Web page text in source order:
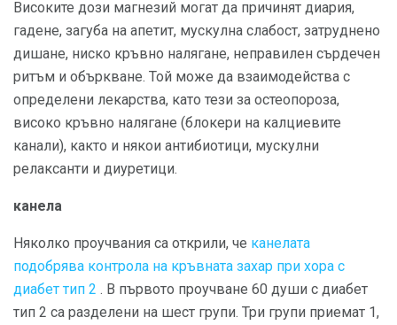
Високите дози магнезий могат да причинят диария,
гадене, загуба на апетит, мускулна слабост, затруднено
дишане, ниско кръвно налягане, неправилен сърдечен
ритъм и объркване. Той може да взаимодейства с
определени лекарства, като тези за остеопороза,
високо кръвно налягане (блокери на калциевите
канали), както и някои антибиотици, мускулни
релаксанти и диуретици.
канела
Няколко проучвания са открили, че канелата
подобрява контрола на кръвната захар при хора с
диабет тип 2 . В първото проучване 60 души с диабет
тип 2 са разделени на шест групи. Три групи приемат 1,